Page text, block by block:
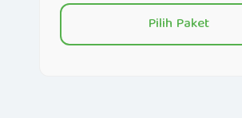
Pilih Paket